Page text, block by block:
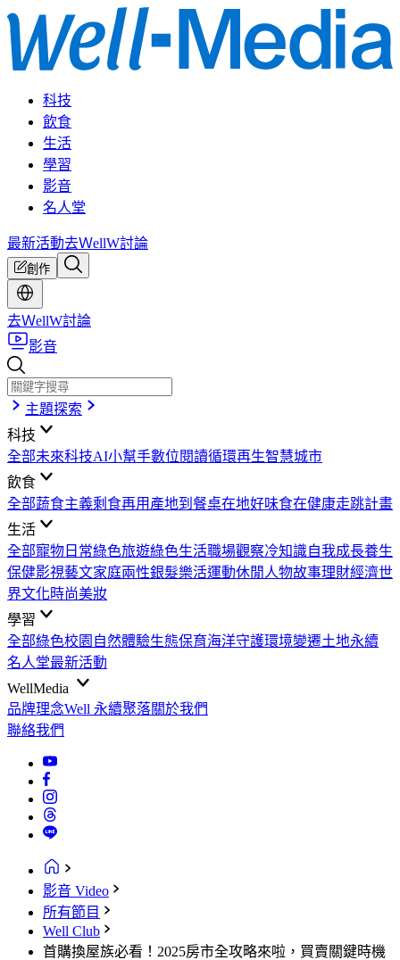
科技
飲食
生活
學習
影音
名人堂
最新活動去ＷellW討論
創作
去ＷellW討論
影音
主題探索
科技
全部未來科技AI小幫手數位閱讀循環再生智慧城市
飲食
全部蔬食主義剩食再用 產地到餐桌在地好味食在健康走跳計畫
生活
全部寵物日常綠色旅遊綠色生活職場觀察冷知識自我成長養生
保健影視藝文家庭兩性銀髮樂活運動休閒 人物故事理財經濟世
界文化時尚美妝
學習
全部綠色校園 自然體驗生態保育海洋守護環境變遷土地永續
名人堂最新活動
WellMedia
品牌理念Well 永續聚落關於我們
聯絡我們
影音 Video
所有節目
Well Club
首購換屋族必看！2025房市全攻略來啦，買賣關鍵時機